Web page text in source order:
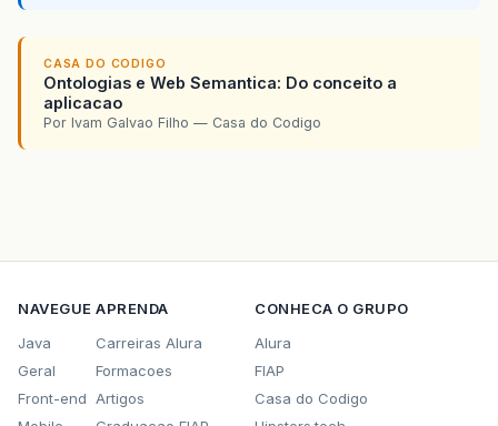
CASA DO CODIGO
Ontologias e Web Semantica: Do conceito a
aplicacao
Por Ivam Galvao Filho — Casa do Codigo
NAVEGUE
Java
Geral
Front-end
APRENDA
Carreiras Alura
Formacoes
Artigos
CONHECA O GRUPO
Alura
FIAP
Casa do Codigo